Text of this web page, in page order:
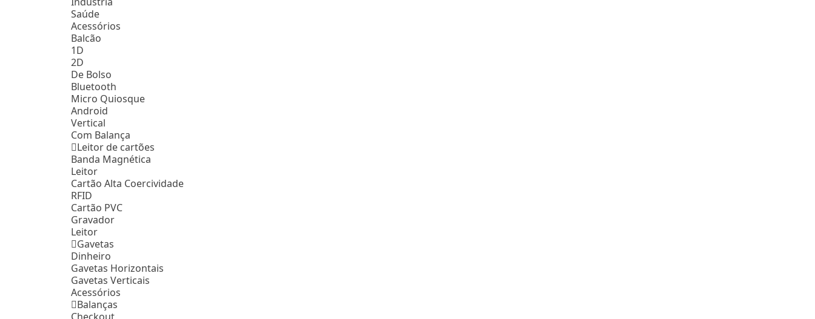
Saúde
Acessórios
Balcão
1D
2D
De Bolso
Bluetooth
Micro Quiosque
Android
Vertical
Com Balança
Leitor de cartões
Banda Magnética
Leitor
Cartão Alta Coercividade
RFID
Cartão PVC
Gravador
Leitor
Gavetas
Dinheiro
Gavetas Horizontais
Gavetas Verticais
Acessórios
Balanças